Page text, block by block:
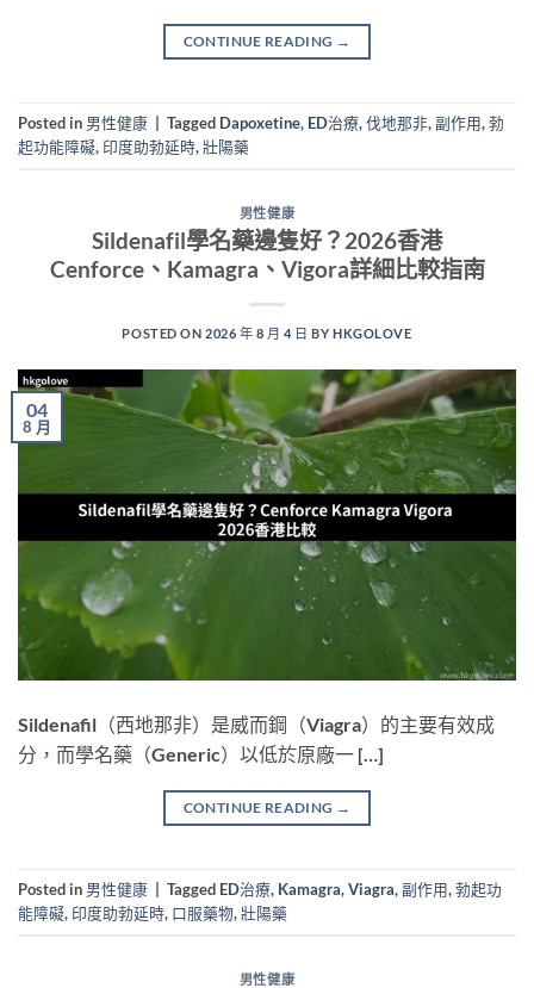
CONTINUE READING →
Posted in 男性健康 Tagged Dapoxetine, ED治療,伐地那非,副作用,勃
起功能障礙,印度助勃延時,壯陽藥
男性健康
Sildenafil學名藥邊隻好？2026香港
Cenforce、Kamagra、Vigora詳細比較指南
POSTED ON2026 年 8 月 4 日 BYHKGOLOVE
04
8 月
Sildenafil（西地那非）是威而鋼（Viagra）的主要有效成
分，而學名藥（Generic）以低於原廠一 […]
CONTINUE READING →
Posted in 男性健康 Tagged ED治療, Kamagra,Viagra,副作用,勃起功
能障礙, 印度助勃延時, 口服藥物,壯陽藥
男性健康